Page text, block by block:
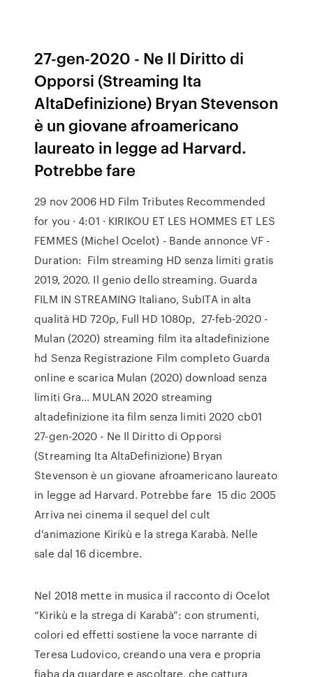
27-gen-2020 - Ne Il Diritto di
Opporsi (Streaming Ita
AltaDefinizione) Bryan Stevenson
è un giovane afroamericano
laureato in legge ad Harvard.
Potrebbe fare
29 nov 2006 HD Film Tributes Recommended
for you · 4:01 · KIRIKOU ET LES HOMMES ET LES
FEMMES (Michel Ocelot) - Bande annonce VF -
Duration: Film streaming HD senza limiti gratis
2019, 2020. Il genio dello streaming. Guarda
FILM IN STREAMING Italiano, SubITA in alta
qualità HD 720p, Full HD 1080p, 27-feb-2020 -
Mulan (2020) streaming film ita altadefinizione
hd Senza Registrazione Film completo Guarda
online e scarica Mulan (2020) download senza
limiti Gra… MULAN 2020 streaming
altadefinizione ita film senza limiti 2020 cb01
27-gen-2020 - Ne Il Diritto di Opporsi
(Streaming Ita AltaDefinizione) Bryan
Stevenson è un giovane afroamericano laureato
in legge ad Harvard. Potrebbe fare 15 dic 2005
Arriva nei cinema il sequel del cult
d'animazione Kirikù e la strega Karabà. Nelle
sale dal 16 dicembre.
Nel 2018 mette in musica il racconto di Ocelot
“Kirikù e la strega di Karabà”: con strumenti,
colori ed effetti sostiene la voce narrante di
Teresa Ludovico, creando una vera e propria
fiaba da guardare e ascoltare, che cattura